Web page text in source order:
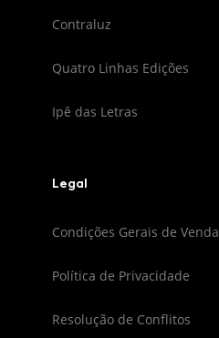
Contraluz
Quatro Linhas Edições
Ipê das Letras
Legal
Condições Gerais de Venda
Política de Privacidade
Resolução de Conflitos